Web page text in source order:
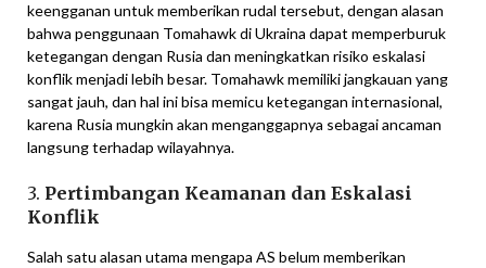
keengganan untuk memberikan rudal tersebut, dengan alasan
bahwa penggunaan Tomahawk di Ukraina dapat memperburuk
ketegangan dengan Rusia dan meningkatkan risiko eskalasi
konflik menjadi lebih besar. Tomahawk memiliki jangkauan yang
sangat jauh, dan hal ini bisa memicu ketegangan internasional,
karena Rusia mungkin akan menganggapnya sebagai ancaman
langsung terhadap wilayahnya.
3. Pertimbangan Keamanan dan Eskalasi
Konflik
Salah satu alasan utama mengapa AS belum memberikan